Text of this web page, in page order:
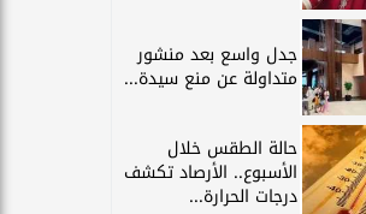
جدل واسع بعد منشور
متداولة عن منع سيدة...
حالة الطقس خلال
الأسبوع.. الأرصاد تكشف
درجات الحرارة...